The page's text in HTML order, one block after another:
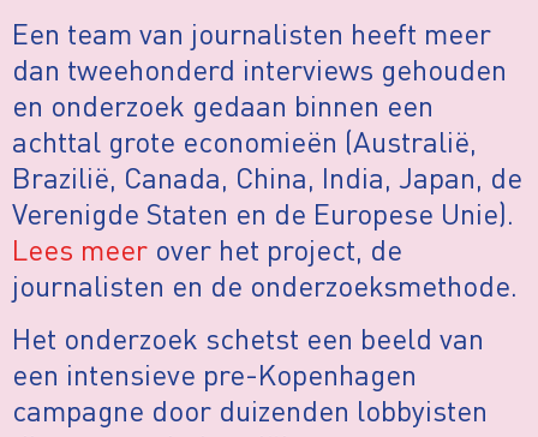
Een team van journalisten heeft meer
dan tweehonderd interviews gehouden
en onderzoek gedaan binnen een
achttal grote economieën (Australië,
Brazilië, Canada, China, India, Japan, de
Verenigde Staten en de Europese Unie).
Lees meer over het project, de
journalisten en de onderzoeksmethode.
Het onderzoek schetst een beeld van
een intensieve pre-Kopenhagen
campagne door duizenden lobbyisten